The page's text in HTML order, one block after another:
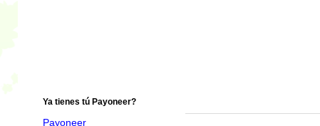
Ya tienes tú Payoneer?
Payoneer